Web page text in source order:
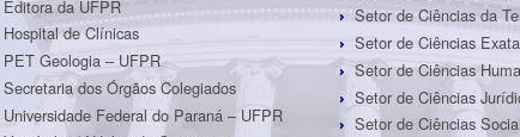
Editora da UFPR
Hospital de Clínicas
PET Geologia – UFPR
Secretaria dos Órgãos Colegiados
Universidade Federal do Paraná – UFPR
Setor de Ciências da
Setor de Ciências
Setor de Ciências
Setor de Ciências
Setor de Ciências